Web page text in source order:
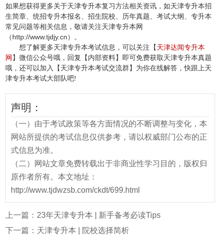
如果想获得更多关于天津专升本复习方法相关资讯，如天津专升本招
生简章、统招专升本报名、招生院校、历年真题、考试大纲、专升本
常见问题等相关信息，敬请关注天津专升本网
（http://www.tjdjy.cn）。
想了解更多天津专升本考试信息，可以关注【天津达闻专升本
网】微信公众号哦，回复【内部资料】即可免费获取天津专升本真题
哦，还可以加入【天津专升本考试交流群】为你在线解答，快跟上天
津专升本考试大部队吧!
声明：
（一）由于考试政策等各方面情况的不断调整与变化，本
网站所提供的考试信息仅供参考，请以权威部门公布的正
式信息为准。
（二）网站文章免费转载出于非商业性学习目的，版权归
原作者所有。本文地址：
http://www.tjdwzsb.com/ckdt/699.html
上一篇： 23年天津专升本 | 新手备考必读Tips
下一篇： 天津专升本 | 院校选择简析